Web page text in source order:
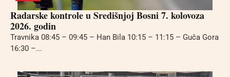
Radarske kontrole u Središnjoj Bosni 7. kolovoza
2026. godin
Travnika 08:45 – 09:45 – Han Bila 10:15 – 11:15 – Guča Gora
16:30 –...